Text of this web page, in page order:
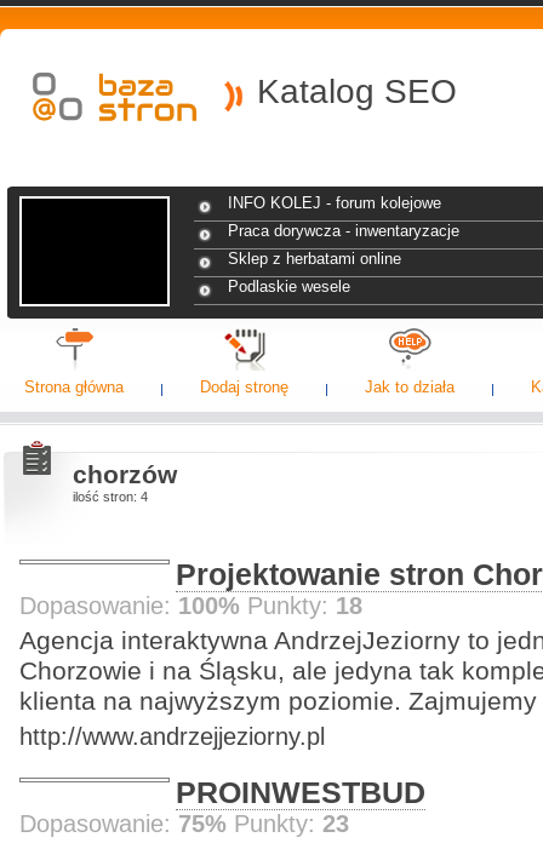
Katalog SEO
INFO KOLEJ - forum kolejowe
Praca dorywcza - inwentaryzacje
Sklep z herbatami online
Podlaskie wesele
Strona główna Dodaj stronę Jak to działa
chorzów
ilość stron: 4
Projektowanie stron
Dopasowanie: 100% Punkty: 18
Agencja interaktywna AndrzejJeziorny to
Chorzowie i na Śląsku, ale jedyna tak
klienta na najwyższym poziomie. Zajmujemy
http://www.andrzejjeziorny.pl
PROINWESTBUD
Dopasowanie: 75% Punkty: 23